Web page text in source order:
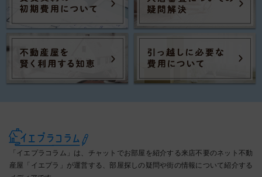
「イエプラコラム」は、チャットでお部屋を紹介する来店不要のネット不動
産屋「イエプラ」が運営する、部屋探しの疑問や街の情報について紹介する